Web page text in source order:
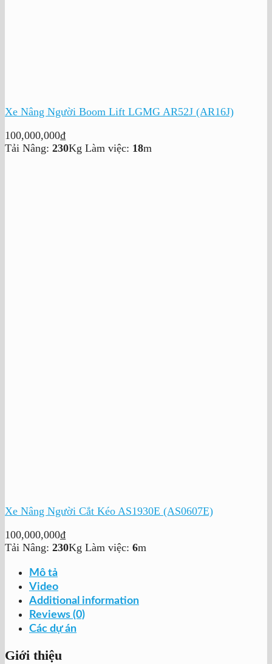
Xe Nâng Người Boom Lift LGMG AR52J (AR16J)
100,000,000₫
Tải Nâng: 230Kg Làm việc: 18m
Xe Nâng Người Cắt Kéo AS1930E (AS0607E)
100,000,000₫
Tải Nâng: 230Kg Làm việc: 6m
Mô tả
Video
Additional information
Reviews (0)
Các dự án
Giới thiệu